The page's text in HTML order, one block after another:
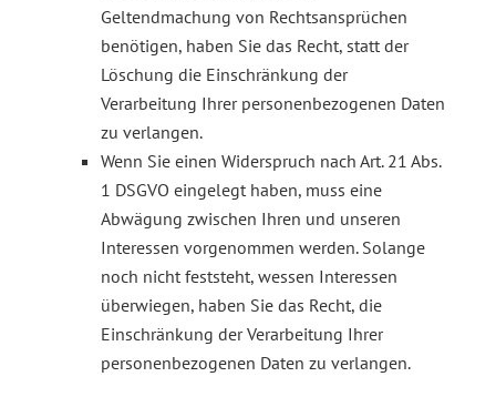
Geltendmachung von Rechtsansprüchen
benötigen, haben Sie das Recht, statt der
Löschung die Einschränkung der
Verarbeitung Ihrer personenbezogenen Daten
zu verlangen.
Wenn Sie einen Widerspruch nach Art. 21 Abs.
1 DSGVO eingelegt haben, muss eine
Abwägung zwischen Ihren und unseren
Interessen vorgenommen werden. Solange
noch nicht feststeht, wessen Interessen
überwiegen, haben Sie das Recht, die
Einschränkung der Verarbeitung Ihrer
personenbezogenen Daten zu verlangen.